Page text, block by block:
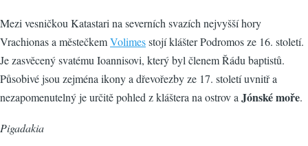
Mezi vesničkou Katastari na severních svazích nejvyšší hory
Vrachionas a městečkemVolimesstojí klášter Podromos ze 16. století.
Je zasvěcený svatému Ioannisovi, který byl členem Řádu baptistů.
Působivé jsou zejména ikony a dřevořezby ze 17. století uvnitř a
nezapomenutelný je určitě pohled z kláštera na ostrov a Jónské moře.
Pigadakia